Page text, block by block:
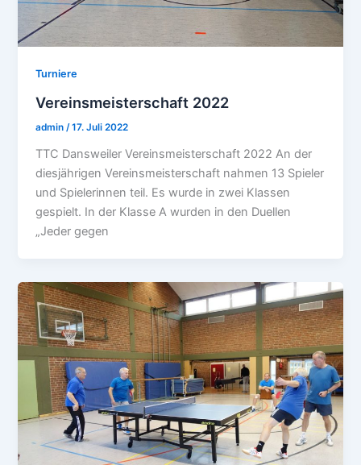
Turniere
Vereinsmeisterschaft 2022
admin/17. Juli 2022
TTC Dansweiler Vereinsmeisterschaft 2022 An der
diesjährigen Vereinsmeisterschaft nahmen 13 Spieler
und Spielerinnen teil. Es wurde in zwei Klassen
gespielt. In der Klasse A wurden in den Duellen
„Jeder gegen